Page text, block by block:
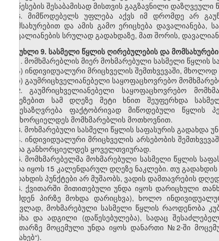
ამ წესების შესაბამისად მისთვის გაგზავნილი
6. მიმწოდებელს უფლება აქვს იმ დრომდე არ
მომსახურებით და ამის გამო ერიცხება დავალიანება,
დავალიანების სრულად გადახდაზე, მათ შორის,
მუხლი 9. სასმელი წყლის ღირებულების და
1. მომხმარებლის მიერ მოხმარებული სასმელი წყლის
ა) ინდივიდუალური მრიცხველის შემთხვევაში,
ბ) გაუმრიცხველიანებელი საყოფაცხოვრებო
2. გაუმრიცხველიანებელი საყოფაცხოვრებო
მიზეზებით სამ დღეზე მეტი ხნით შეუფერხდა
განესაზღვრება ფაქტობრივად მიწოდებული წყლის
განხორციელდეს მომხმარებლის მოთხოვნით.
3. მოხმარებული სასმელი წყლის საფასურის
4. ინდივიდუალური მრიცხველის არსებობის
უნდა განხორციელდეს ყოველთვიურად.
5. მომხმარებელმა მოხმარებული სასმელი წყლის
უნდა იყოს 15 კალენდარულ დღეზე ნაკლები. თუ
გადახდის პუნქტები არ მუშაობს, ვადის დამთავრების
6. ქვითარში მითითებული უნდა იყოს დარიცხული
რამდენ პირზე მოხდა დარიცხვა), ხოლო
ნაცვლად, მოხმარებული სასმელი წყლის რაოდენობა
თანხა და ადგილი (დაწესებულება), სადაც
ქვითარზე მოცემული უნდა იყოს დანართი №2-ში
შესახებ“).